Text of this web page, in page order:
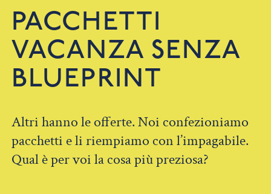
PACCHETTI
VACANZA SENZA
BLUEPRINT
Altri hanno le offerte. Noi confezioniamo
pacchetti e li riempiamo con l’impagabile.
Qual è per voi la cosa più preziosa?